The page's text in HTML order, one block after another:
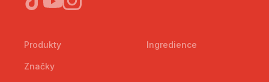
Produkty
Značky
Ingredience